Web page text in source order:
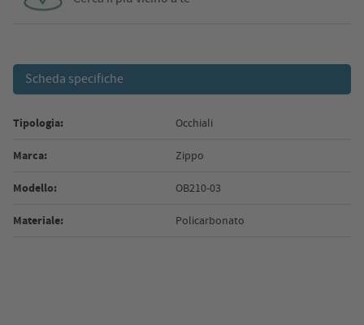
Scheda specifiche
Tipologia: Occhiali
Marca: Zippo
Modello: OB210-03
Materiale: Policarbonato